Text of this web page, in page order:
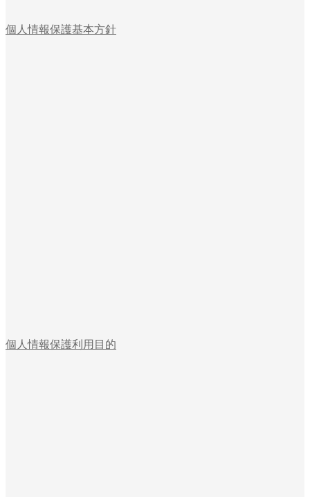
個人情報保護基本方針
個人情報保護利用目的